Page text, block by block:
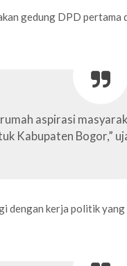
gedung DPD
aspirasi
Kabupaten Bogor,”
kerja politik